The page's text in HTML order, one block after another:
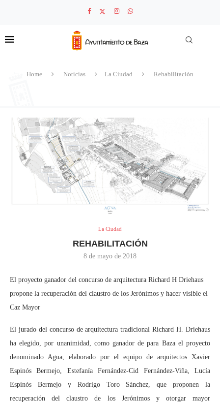
Home Noticias La Ciudad Rehabilitación
La Ciudad
REHABILITACIÓN
8 de mayo de 2018
El proyecto ganador del concurso de arquitectura Richard H Driehaus
propone la recuperación del claustro de los Jerónimos y hacer visible el
Caz Mayor
El jurado del concurso de arquitectura tradicional Richard H. Driehaus
ha elegido, por unanimidad, como ganador de para Baza el proyecto
denominado Agua, elaborado por el equipo de arquitectos Xavier
Espinós Bermejo, Estefanía Fernández-Cid Fernández-Viña, Lucía
Espinós Bermejo y Rodrigo Toro Sánchez, que proponen la
recuperación del claustro de los Jerónimos y otorgar mayor